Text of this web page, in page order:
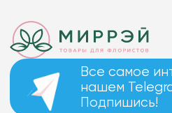
Все самое
нашем
Подпишись!